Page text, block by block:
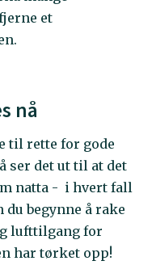
et
nå
til rette for gode
ser det ut til at det
natta - i hvert fall
begynne å rake
lufttilgang for
har tørket opp!